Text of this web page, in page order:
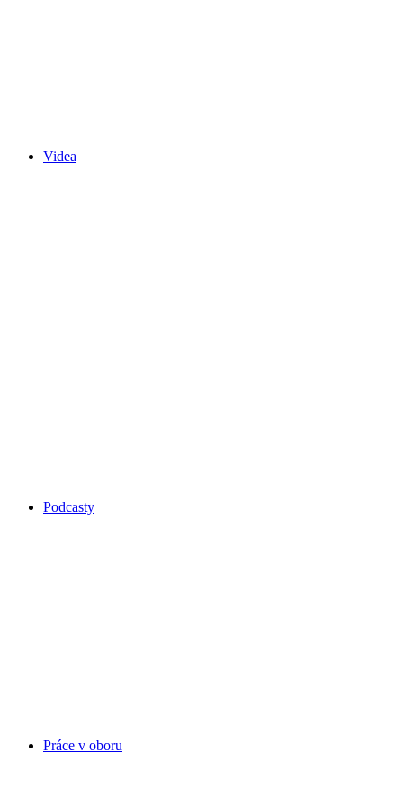
Videa
Podcasty
Práce v oboru